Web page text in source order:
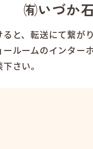
㈲いづか
と、転送にて繋が
ールームのインター
さい。